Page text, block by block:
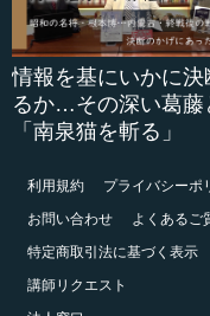
情報を基にいかに決
るか…その深い葛藤
「南泉猫を斬る」
利用規約
プライバシーポ
お問い合わせ
よくあるご
特定商取引法に基づく表示
講師リクエスト